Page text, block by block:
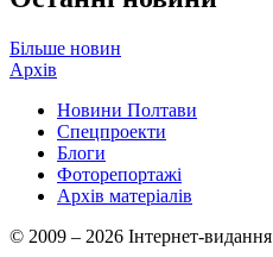
Більше новин
Архів
Новини Полтави
Спецпроекти
Блоги
Фоторепортажі
Архів матеріалів
© 2009 – 2026 Інтернет-